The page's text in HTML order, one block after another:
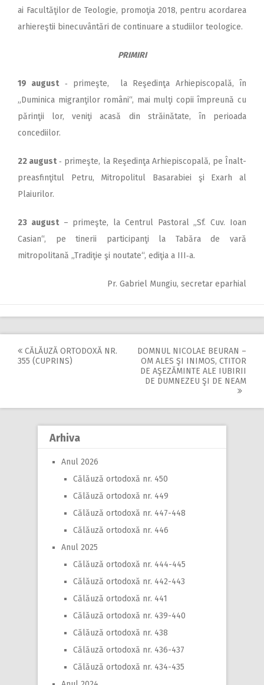
ai Facultăţilor de Teologie, promoţia 2018, pentru acordarea
arhiereştii binecuvântări de continuare a studiilor teologice.
PRIMIRI
19 august‑ primeşte, la Re­şedinţa Arhiepiscopală, în
„Duminica migranţilor români“, mai mulţi copii împreună cu
părinţii lor, veniţi acasă din străinătate, în perioada
concediilor.
22 august‑ primeşte, la Re­şedinţa Arhiepiscopală, pe Înalt­
preasfinţitul Petru, Mitropolitul Basarabiei şi Exarh al
Plaiurilor.
23 august– primeşte, la Centrul Pastoral „Sf. Cuv. Ioan
Casian“, pe tinerii participanţi la Tabăra de vară
mitropolitană „Tradiţie şi noutate“, ediţia a III‑a.
Pr. Gabriel Mungiu, secretar eparhial
Post
CĂLĂUZĂ ORTODOXĂ NR.
355 (CUPRINS)
DOMNUL NICOLAE BEURAN –
OM ALES ŞI INIMOS, CTITOR
DE AŞEZĂMINTE ALE IUBIRII
DE DUMNEZEU ŞI DE NEAM
Arhiva
Anul 2026
Călăuză ortodoxă nr. 450
Călăuză ortodoxă nr. 449
Călăuză ortodoxă nr. 447-448
Călăuză ortodoxă nr. 446
Anul 2025
Călăuză ortodoxă nr. 444-445
Călăuză ortodoxă nr. 442-443
Călăuză ortodoxă nr. 441
Călăuză ortodoxă nr. 439-440
Călăuză ortodoxă nr. 438
Călăuză ortodoxă nr. 436-437
Călăuză ortodoxă nr. 434-435